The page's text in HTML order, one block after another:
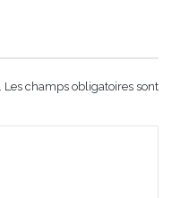
Les champs obligatoires sont